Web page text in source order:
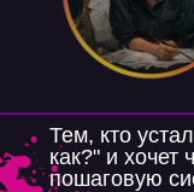
Тем, кто
как?" и хочет
пошаговую